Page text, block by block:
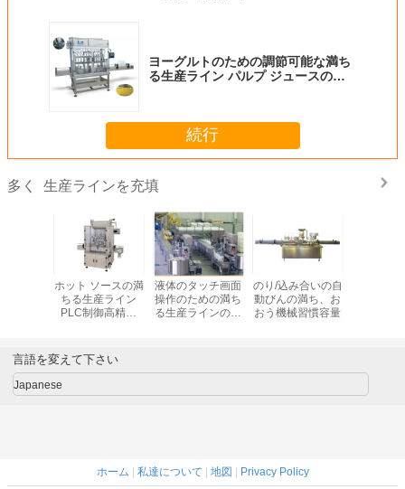
ヨーグルトのための調節可能な満ち
る生産ライン パルプ ジュースの充
続行
多く 生産ラインを充填
ホット ソースの満
ちる生産ライン
PLC制御高精度
液体のタッチ画面
操作のための満ち
る生産ラインの重
のり/込み合いの自
動びんの満ち、お
おう機械習慣容量
言語を変えて下さい
Japanese
ホーム | 私達について | 地図 | Privacy Policy